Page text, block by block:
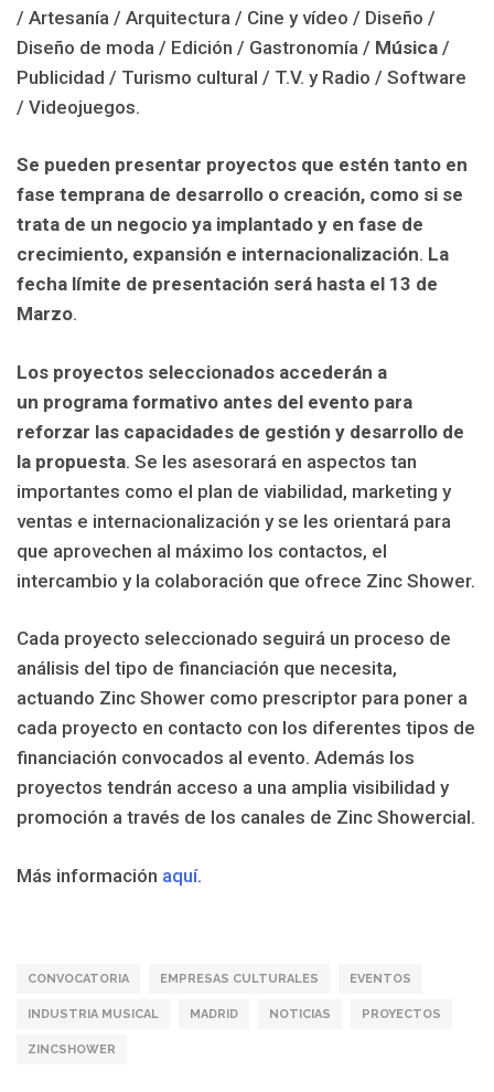
/ Artesanía / Arquitectura / Cine y vídeo / Diseño /
Diseño de moda / Edición / Gastronomía / Música /
Publicidad / Turismo cultural / T.V. y Radio / Software
/ Videojuegos.
Se pueden presentar proyectos que estén tanto en
fase temprana de desarrollo o creación, como si se
trata de un negocio ya implantado y en fase de
crecimiento, expansión e internacionalización. La
fecha límite de presentación será hasta el 13 de
Marzo.
Los proyectos seleccionados accederán a
un programa formativo antes del evento para
reforzar las capacidades de gestión y desarrollo de
la propuesta. Se les asesorará en aspectos tan
importantes como el plan de viabilidad, marketing y
ventas e internacionalización y se les orientará para
que aprovechen al máximo los contactos, el
intercambio y la colaboración que ofrece Zinc Shower.
Cada proyecto seleccionado seguirá un proceso de
análisis del tipo de financiación que necesita,
actuando Zinc Shower como prescriptor para poner a
cada proyecto en contacto con los diferentes tipos de
financiación convocados al evento. Además los
proyectos tendrán acceso a una amplia visibilidad y
promoción a través de los canales de Zinc Showercial.
Más información aquí.
CONVOCATORIA EMPRESAS CULTURALES EVENTOS
INDUSTRIA MUSICAL MADRID NOTICIAS PROYECTOS
ZINCSHOWER